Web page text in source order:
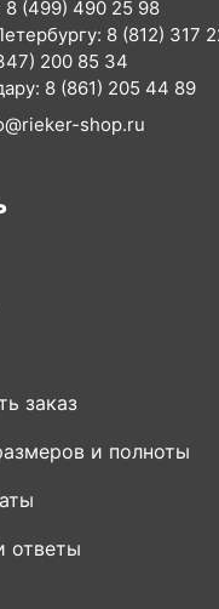
shop.ru
заказ
и полноты
ответы